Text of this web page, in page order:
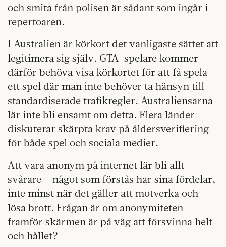
och smita från polisen är sådant som ingår i
repertoaren.
I Australien är körkort det vanligaste sättet att
legitimera sig själv. GTA-spelare kommer
därför behöva visa körkortet för att få spela
ett spel där man inte behöver ta hänsyn till
standardiserade trafikregler. Australiensarna
lär inte bli ensamt om detta. Flera länder
diskuterar skärpta krav på åldersverifiering
för både spel och sociala medier.
Att vara anonym på internet lär bli allt
svårare – något som förstås har sina fördelar,
inte minst när det gäller att motverka och
lösa brott. Frågan är om anonymiteten
framför skärmen är på väg att försvinna helt
och hållet?